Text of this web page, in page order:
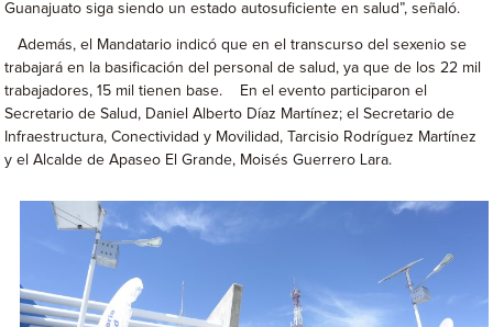
Guanajuato siga siendo un estado autosuficiente en salud”, señaló.
Además, el Mandatario indicó que en el transcurso del sexenio se
trabajará en la basificación del personal de salud, ya que de los 22 mil
trabajadores, 15 mil tienen base. En el evento participaron el
Secretario de Salud, Daniel Alberto Díaz Martínez; el Secretario de
Infraestructura, Conectividad y Movilidad, Tarcisio Rodríguez Martínez
y el Alcalde de Apaseo El Grande, Moisés Guerrero Lara.